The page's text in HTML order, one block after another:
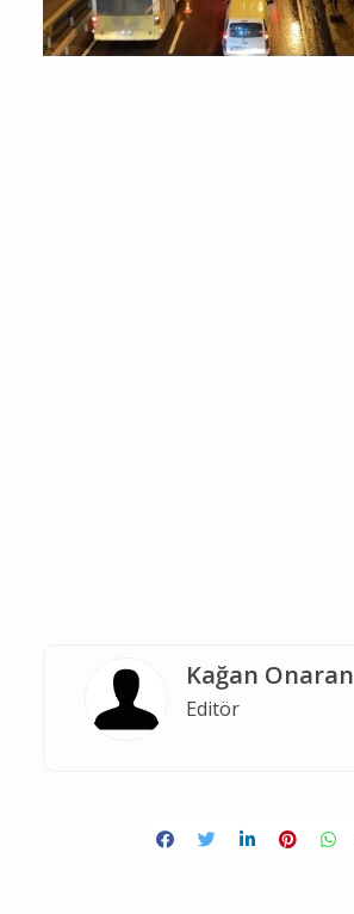
Kağan Onaran
Editör